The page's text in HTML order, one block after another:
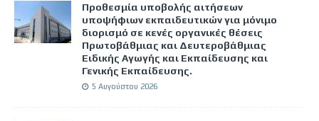
Προθεσμία υποβολής αιτήσεων
υποψήφιων εκπαιδευτικών για μόνιμο
διορισμό σε κενές οργανικές θέσεις
Πρωτοβάθμιας και Δευτεροβάθμιας
Ειδικής Αγωγής και Εκπαίδευσης και
Γενικής Εκπαίδευσης.
5 Αυγούστου 2026